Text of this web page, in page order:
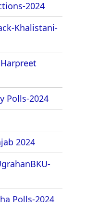
2024
Khalistani-
Polls-2024
2024
Polls-2024